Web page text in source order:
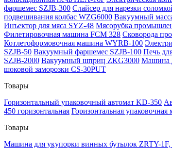
фаршемес SZJB-300 Слайсер для нарезки
подвешивания колбас WZG6000 Вакуумный
Инъектор для мяса SYZ-48 Мясорубка
Филетировочная машина FCM 328 Сковорода
Котлетоформовочная машина WYRB-100
SZJB-50 Вакуумный фаршемес SZJB-100 Печь
SZJB-2000 Вакуумный шприц ZKG3000 Машина
шоковой заморозки CS-30PUT
Товары
Горизонтальный упаковочный автомат KD-350
450 горизонтальная Горизонтальная
Товары
Машина для укупорки винных бутылок ZRTY-1F,